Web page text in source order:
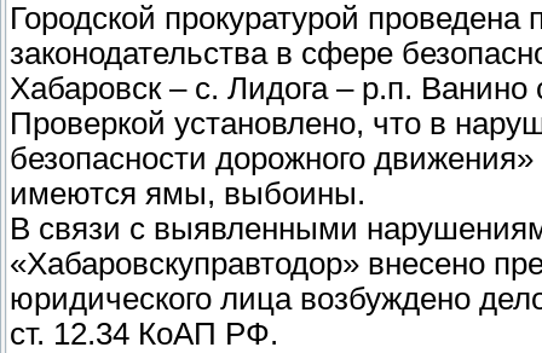
Городской прокуратурой
законодательства в сфере
Хабаровск – с. Лидога – р.п.
Проверкой установлено, что в
безопасности дорожного
имеются ямы, выбоины.
В связи с выявленными
«Хабаровскуправтодор» внесено
юридического лица возбуждено
ст. 12.34 КоАП РФ.